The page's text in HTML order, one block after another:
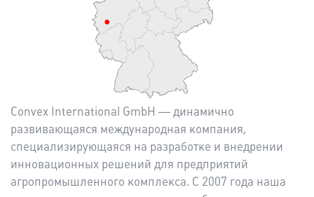
Convex International GmbH — динамично
развивающаяся международная компания,
специализирующаяся на разработке и внедрении
инновационных решений для предприятий
агропромышленного комплекса. С 2007 года наша